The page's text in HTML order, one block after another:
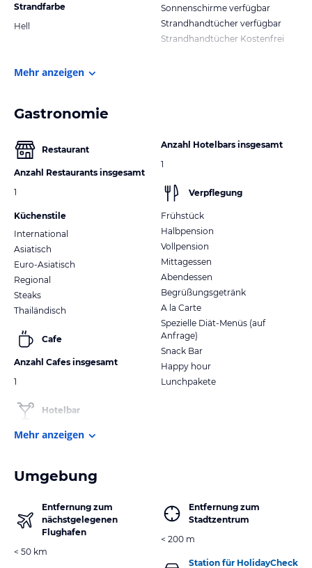
Strandfarbe
Hell
Sonnenschirme verfügbar
Strandhandtücher verfügbar
Strandhandtücher Kostenfrei
Mehr anzeigen
Gastronomie
Restaurant
Anzahl Restaurants insgesamt
1
Küchenstile
International
Asiatisch
Euro-Asiatisch
Regional
Steaks
Thailändisch
Cafe
Anzahl Cafes insgesamt
1
Hotelbar
Anzahl Hotelbars insgesamt
1
Verpflegung
Frühstück
Halbpension
Vollpension
Mittagessen
Abendessen
Begrüßungsgetränk
A la Carte
Spezielle Diät-Menüs (auf
Anfrage)
Snack Bar
Happy hour
Lunchpakete
Mehr anzeigen
Umgebung
Entfernung zum
nächstgelegenen
Flughafen
< 50 km
Entfernung zum
Stadtzentrum
< 200 m
Station für HolidayCheck